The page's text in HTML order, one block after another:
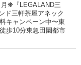
❋『LEGALAND三
ド三軒茶屋アネック
キャンペーン中〜東
歩10分東急田園都市